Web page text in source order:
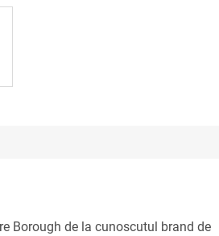
Borough de la cunoscutul brand de